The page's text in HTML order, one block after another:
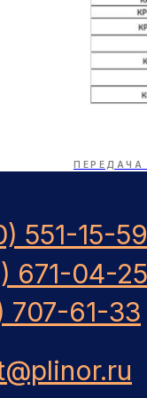
551-15-59
671-04-25
707-61-33